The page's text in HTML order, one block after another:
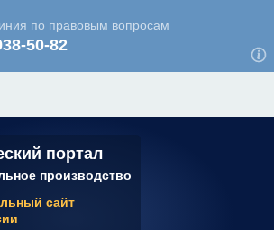
портал
производство
сайт
350-22-64